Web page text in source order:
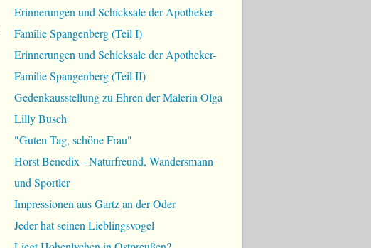
Erinnerungen und Schicksale der Apotheker-
Familie Spangenberg (Teil I)
Erinnerungen und Schicksale der Apotheker-
Familie Spangenberg (Teil II)
Gedenkausstellung zu Ehren der Malerin Olga
Lilly Busch
"Guten Tag, schöne Frau"
Horst Benedix - Naturfreund, Wandersmann
und Sportler
Impressionen aus Gartz an der Oder
Jeder hat seinen Lieblingsvogel